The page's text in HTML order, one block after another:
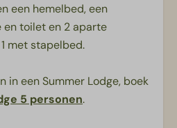
een hemelbed, een
toilet en 2 aparte
met stapelbed.
in een Summer Lodge, boek
5 personen.